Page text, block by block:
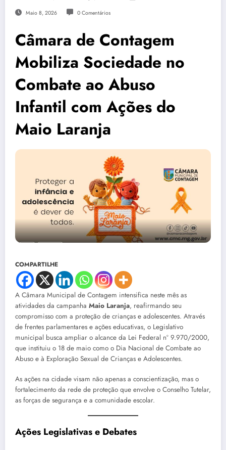
Maio 8, 2026 0 Comentários
Câmara de Contagem
Mobiliza Sociedade no
Combate ao Abuso
Infantil com Ações do
Maio Laranja
COMPARTILHE
A Câmara Municipal de Contagem intensifica neste mês as
atividades da campanha Maio Laranja, reafirmando seu
compromisso com a proteção de crianças e adolescentes. Através
de frentes parlamentares e ações educativas, o Legislativo
municipal busca ampliar o alcance da Lei Federal nº 9.970/2000,
que instituiu o 18 de maio como o Dia Nacional de Combate ao
Abuso e à Exploração Sexual de Crianças e Adolescentes.
As ações na cidade visam não apenas a conscientização, mas o
fortalecimento da rede de proteção que envolve o Conselho Tutelar,
as forças de segurança e a comunidade escolar.
Ações Legislativas e Debates